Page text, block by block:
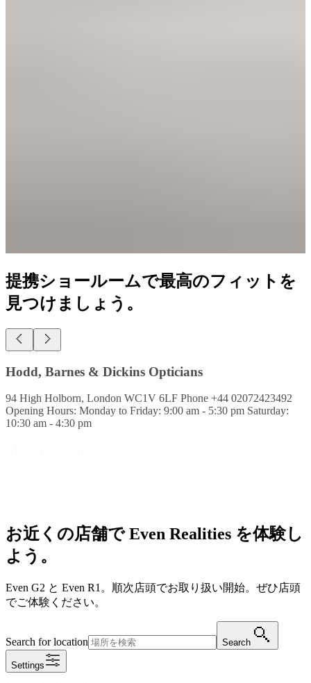
提携ショールームで最高のフィットを
見つけましょう。
SEASONS Optical
Address: Shop 3/130 Russell St, Melbourne VIC 3000, Australia
Phone number: +61 3 9018 9223 Opening hour: Mon - Fri: 9am - 6
pm Sat: 10am - 5 pm Sun: Closed
でご体験ください。
Search for location
Settings
Please try refining your search. or find a store in your country
below.